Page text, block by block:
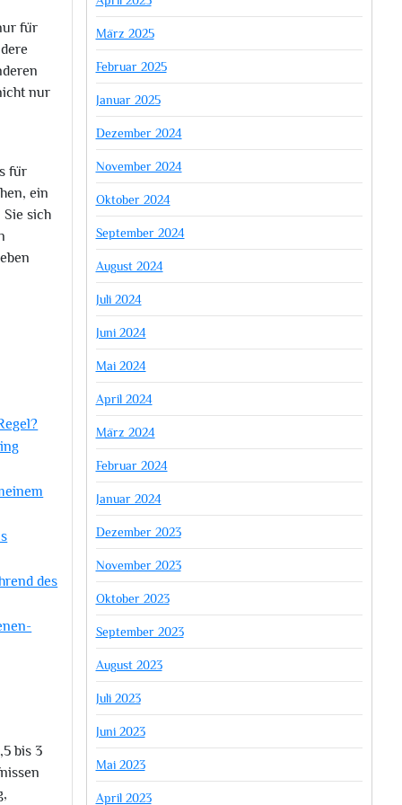
für
nur
für
ein
Sie sich
des
bis 3
März 2025
Februar 2025
Januar 2025
Dezember 2024
November 2024
Oktober 2024
September 2024
August 2024
Juli 2024
Juni 2024
Mai 2024
April 2024
März 2024
Februar 2024
Januar 2024
Dezember 2023
November 2023
Oktober 2023
September 2023
August 2023
Juli 2023
Juni 2023
Mai 2023
April 2023